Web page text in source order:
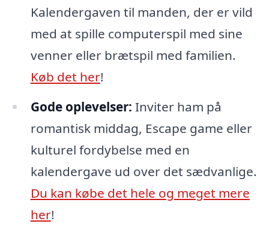
Kalendergaven til manden, der er vild
med at spille computerspil med sine
venner eller brætspil med familien.
Køb det her!
Gode oplevelser: Inviter ham på
romantisk middag, Escape game eller
kulturel fordybelse med en
kalendergave ud over det sædvanlige.
Du kan købe det hele og meget mere
her!